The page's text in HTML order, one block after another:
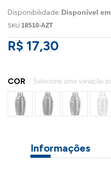
Disponibilidade: Disponível em
SKU 18510-AZT
R$ 17,30
COR
Informações